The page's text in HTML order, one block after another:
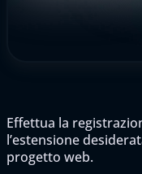
Effettua la
l’estensione
progetto web.